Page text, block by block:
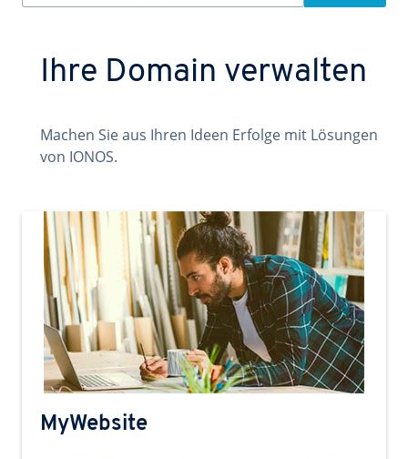
Ihre Domain verwalten
Machen Sie aus Ihren Ideen Erfolge mit Lösungen
von IONOS.
MyWebsite